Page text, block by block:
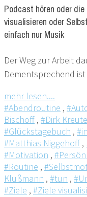
Podcast hören oder
visualisieren oder
einfach nur Musik
Der Weg zur Arbeit
Dementsprechend
mehr lesen....
#Abendroutine ,
Bischoff , #Dirk
#Glückstagebuch ,
#Matthias Niggehoff ,
#Motivation ,
#Routine ,
Klußmann , #tun ,
#Ziele , #Ziele